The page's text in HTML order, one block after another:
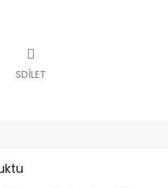
SDÍLET